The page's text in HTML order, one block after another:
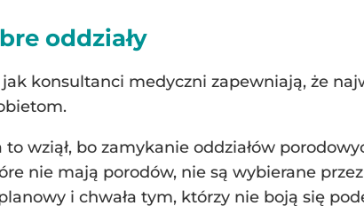
oddziały
konsultanci medyczni zapewniają, że
to wziął, bo zamykanie oddziałów
nie mają porodów, nie są wybierane
i chwała tym, którzy nie boją się